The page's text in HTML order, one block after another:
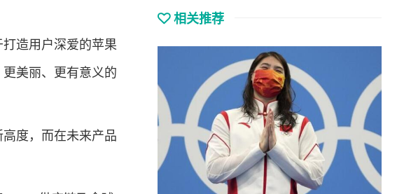
造用户深爱的苹果
美丽、更有意义的
度，而在未来产品
相关推荐